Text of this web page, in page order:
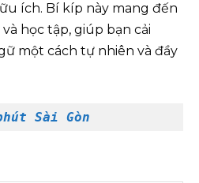
ích. Bí kíp này mang đến
học tập, giúp bạn cải
một cách tự nhiên và đầy
Sài Gòn